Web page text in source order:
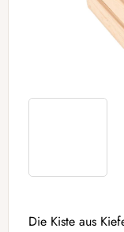
Die Kiste aus